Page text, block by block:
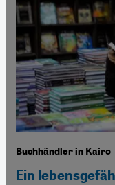
Buchhändler in Kairo
Ein